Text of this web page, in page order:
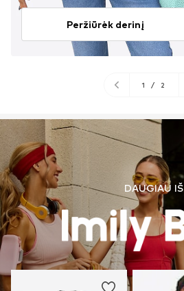
Peržiūrėk derinį
1 / 2
DAUGIAU IŠ